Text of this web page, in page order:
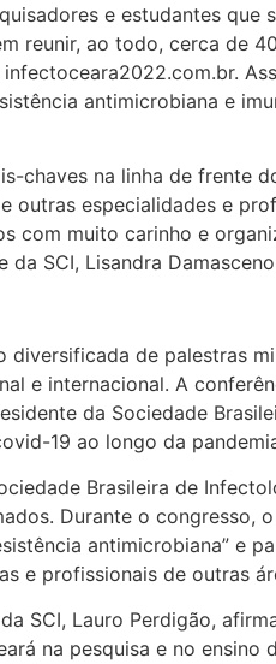
e estudantes que
reunir, ao todo, cerca de
antimicrobiana e
chaves na linha de frente
outras especialidades e
com muito carinho e
SCI, Lisandra
diversificada de palestras
e internacional. A
da Sociedade
19 ao longo da
Brasileira de
Durante o congresso,
antimicrobiana” e
e profissionais de outras
SCI, Lauro Perdigão,
na pesquisa e no ensino